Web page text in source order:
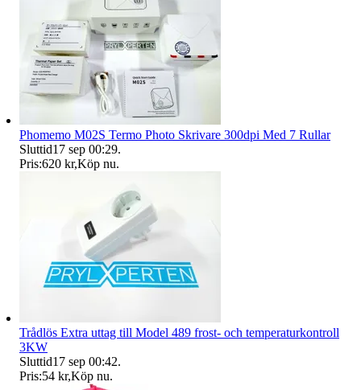
Phomemo M02S Termo Photo Skrivare 300dpi Med 7 Rullar
Sluttid17 sep 00:29.
Pris:620 kr,Köp nu.
Trådlös Extra uttag till Model 489 frost- och temperaturkontroll
3KW
Sluttid17 sep 00:42.
Pris:54 kr,Köp nu.